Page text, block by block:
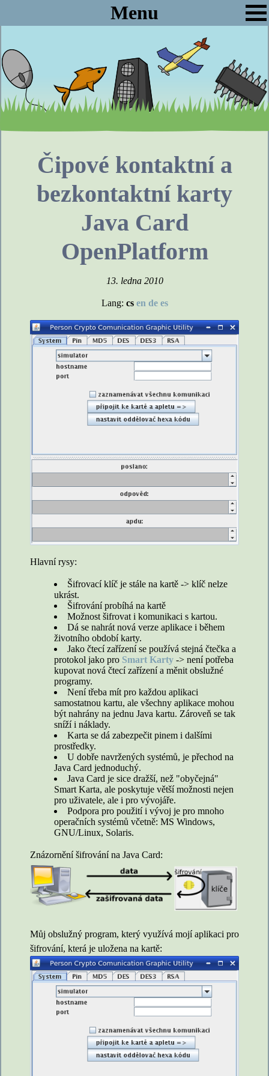
Menu
Čipové kontaktní a
bezkontaktní karty
Java Card
OpenPlatform
13. ledna 2010
Lang: cs en de es
Hlavní rysy:
Šifrovací klíč je stále na kartě -> klíč nelze
ukrást.
Šifrování probíhá na kartě
Možnost šifrovat i komunikaci s kartou.
Dá se nahrát nová verze aplikace i během
životního období karty.
Jako čtecí zařízení se používá stejná čtečka a
protokol jako pro Smart Karty -> není potřeba
kupovat nová čtecí zařízení a měnit obslužné
programy.
Není třeba mít pro každou aplikaci
samostatnou kartu, ale všechny aplikace mohou
být nahrány na jednu Java kartu. Zároveň se tak
sníží i náklady.
Karta se dá zabezpečit pinem i dalšími
prostředky.
U dobře navržených systémů, je přechod na
Java Card jednoduchý.
Java Card je sice dražší, než "obyčejná"
Smart Karta, ale poskytuje větší možnosti nejen
pro uživatele, ale i pro vývojáře.
Podpora pro použití i vývoj je pro mnoho
operačních systémů včetně: MS Windows,
GNU/Linux, Solaris.
Znázornění šifrování na Java Card:
Můj obslužný program, který využívá mojí aplikaci pro
šifrování, která je uložena na kartě: